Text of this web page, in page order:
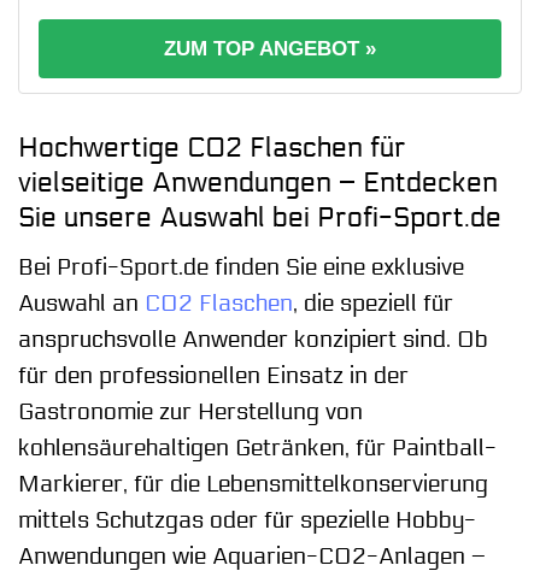
ZUM TOP ANGEBOT »
Hochwertige CO2 Flaschen für
vielseitige Anwendungen – Entdecken
Sie unsere Auswahl bei Profi-Sport.de
Bei Profi-Sport.de finden Sie eine exklusive
Auswahl an CO2 Flaschen, die speziell für
anspruchsvolle Anwender konzipiert sind. Ob
für den professionellen Einsatz in der
Gastronomie zur Herstellung von
kohlensäurehaltigen Getränken, für Paintball-
Markierer, für die Lebensmittelkonservierung
mittels Schutzgas oder für spezielle Hobby-
Anwendungen wie Aquarien-CO2-Anlagen –